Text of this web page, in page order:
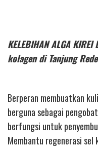
KELEBIHAN ALGA
kolagen di Tanjung
Berperan membuatkan
berguna sebagai
berfungsi untuk
Membantu regenerasi sel